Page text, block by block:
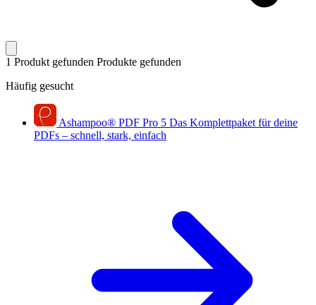
1 Produkt gefunden Produkte gefunden
Häufig gesucht
Ashampoo® PDF Pro 5 Das Komplettpaket für deine
PDFs – schnell, stark, einfach